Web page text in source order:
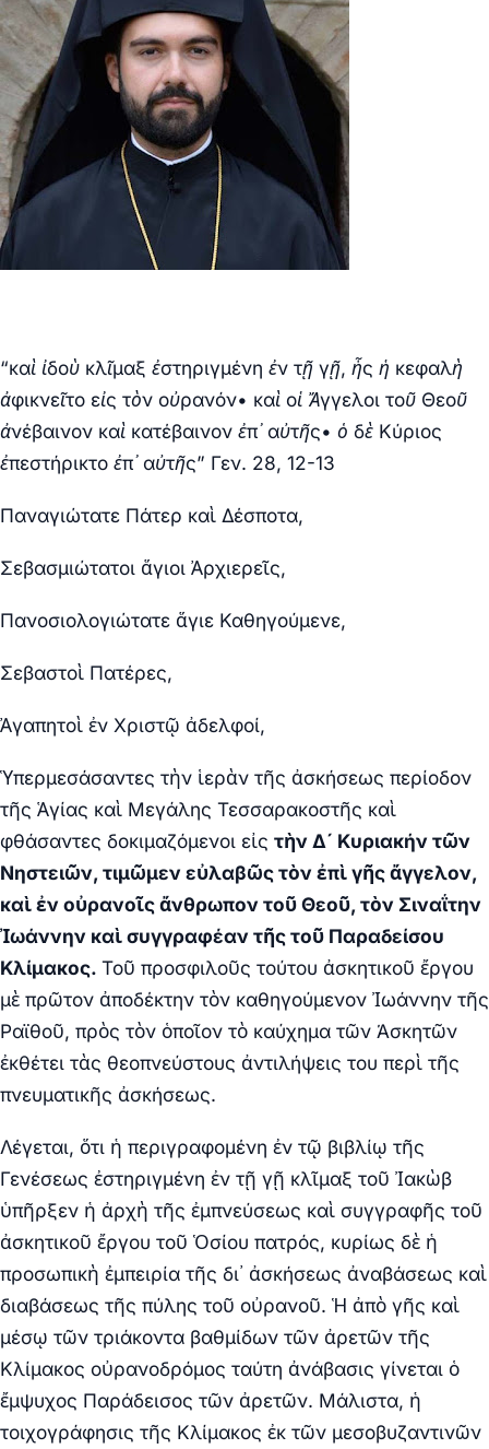
“καὶ ἰδοὺ κλῖμαξ ἐστηριγμένη ἐν τῇ γῇ, ἧς ἡ κεφαλὴ
ἀφικνεῖτο εἰς τὸν οὐρανόν• καὶ οἱ Ἄγγελοι τοῦ Θεοῦ
ἀνέβαινον καὶ κατέβαινον ἐπ᾿ αὐτῆς• ὁ δὲ Κύριος
ἐπεστήρικτο ἐπ᾽ αὐτῆς” Γεν. 28, 12-13
Παναγιώτατε Πάτερ καὶ Δέσποτα,
Σεβασμιώτατοι ἅγιοι Ἀρχιερεῖς,
Πανοσιολογιώτατε ἅγιε Καθηγούμενε,
Σεβαστοὶ Πατέρες,
Ἀγαπητοὶ ἐν Χριστῷ ἀδελφοί,
Ὑπερμεσάσαντες τὴν ἱερὰν τῆς ἀσκήσεως περίοδον
τῆς Ἁγίας καὶ Μεγάλης Τεσσαρακοστῆς καὶ
φθάσαντες δοκιμαζόμενοι εἰς τὴν Δ´ Κυριακήν τῶν
Νηστειῶν, τιμῶμεν εὐλαβῶς τὸν ἐπὶ γῆς ἄγγελον,
καὶ ἐν οὐρανοῖς ἄνθρωπον τοῦ Θεοῦ, τὸν Σιναΐτην
Ἰωάννην καὶ συγγραφέαν τῆς τοῦ Παραδείσου
Κλίμακος. Τοῦ προσφιλοῦς τούτου ἀσκητικοῦ ἔργου
μὲ πρῶτον ἀποδέκτην τὸν καθηγούμενον Ἰωάννην τῆς
Ραϊθοῦ, πρὸς τὸν ὁποῖον τὸ καύχημα τῶν Άσκητῶν
ἐκθέτει τὰς θεοπνεύστους ἀντιλήψεις του περὶ τῆς
πνευματικῆς ἀσκήσεως.
Λέγεται, ὅτι ἡ περιγραφομένη ἐν τῷ βιβλίῳ τῆς
Γενέσεως ἐστηριγμένη ἐν τῇ γῇ κλῖμαξ τοῦ Ἰακὼβ
ὑπῆρξεν ἡ ἀρχὴ τῆς ἐμπνεύσεως καὶ συγγραφῆς τοῦ
ἀσκητικοῦ ἔργου τοῦ Ὁσίου πατρός, κυρίως δὲ ἡ
προσωπικὴ ἐμπειρία τῆς δι᾽ ἀσκήσεως ἀναβάσεως καὶ
διαβάσεως τῆς πύλης τοῦ οὐρανοῦ. Ἡ ἀπὸ γῆς καὶ
μέσῳ τῶν τριάκοντα βαθμίδων τῶν ἀρετῶν τῆς
Κλίμακος οὐρανοδρόμος ταύτη ἀνάβασις γίνεται ὁ
ἔμψυχος Παράδεισος τῶν ἀρετῶν. Μάλιστα, ἡ
τοιχογράφησις τῆς Κλίμακος ἐκ τῶν μεσοβυζαντινῶν